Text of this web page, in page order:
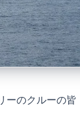
ーのクルーの皆